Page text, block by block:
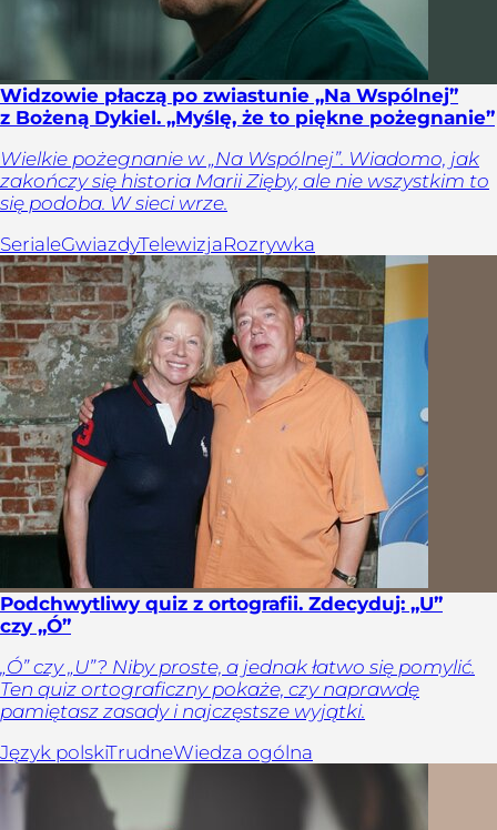
Widzowie płaczą po zwiastunie „Na Wspólnej”
z Bożeną Dykiel. „Myślę, że to piękne pożegnanie”
Wielkie pożegnanie w „Na Wspólnej”. Wiadomo, jak
zakończy się historia Marii Zięby, ale nie wszystkim to
się podoba. W sieci wrze.
SerialeGwiazdyTelewizjaRozrywka
Podchwytliwy quiz z ortografii. Zdecyduj: „U”
czy „Ó”
„Ó” czy „U”? Niby proste, a jednak łatwo się pomylić.
Ten quiz ortograficzny pokaże, czy naprawdę
pamiętasz zasady i najczęstsze wyjątki.
Język polskiTrudneWiedza ogólna